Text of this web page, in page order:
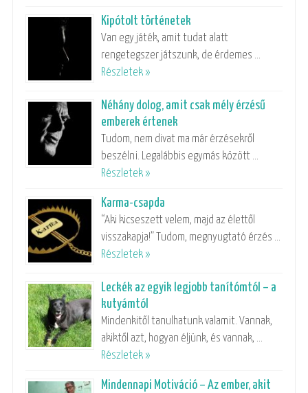
Kipótolt történetek
Van egy játék, amit tudat alatt
rengetegszer játszunk, de érdemes …
Részletek »
Néhány dolog, amit csak mély érzésű
emberek értenek
Tudom, nem divat ma már érzésekről
beszélni. Legalábbis egymás között …
Részletek »
Karma-csapda
“Aki kicseszett velem, majd az élettől
visszakapja!” Tudom, megnyugtató érzés …
Részletek »
Leckék az egyik legjobb tanítómtól – a
kutyámtól
Mindenkitől tanulhatunk valamit. Vannak,
akiktől azt, hogyan éljünk, és vannak, …
Részletek »
Mindennapi Motiváció – Az ember, akit